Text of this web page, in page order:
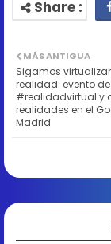
MÁS ANTIGUA
Sigamos
realidad: evento de
#realidadvirtual y
realidades en el
Madrid